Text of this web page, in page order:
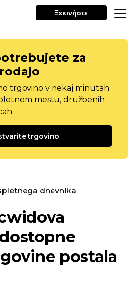
Ξεκινήστε
za
trgovino v nekaj minutah
mestu, družbenih
trgovino
dnevnika
postala